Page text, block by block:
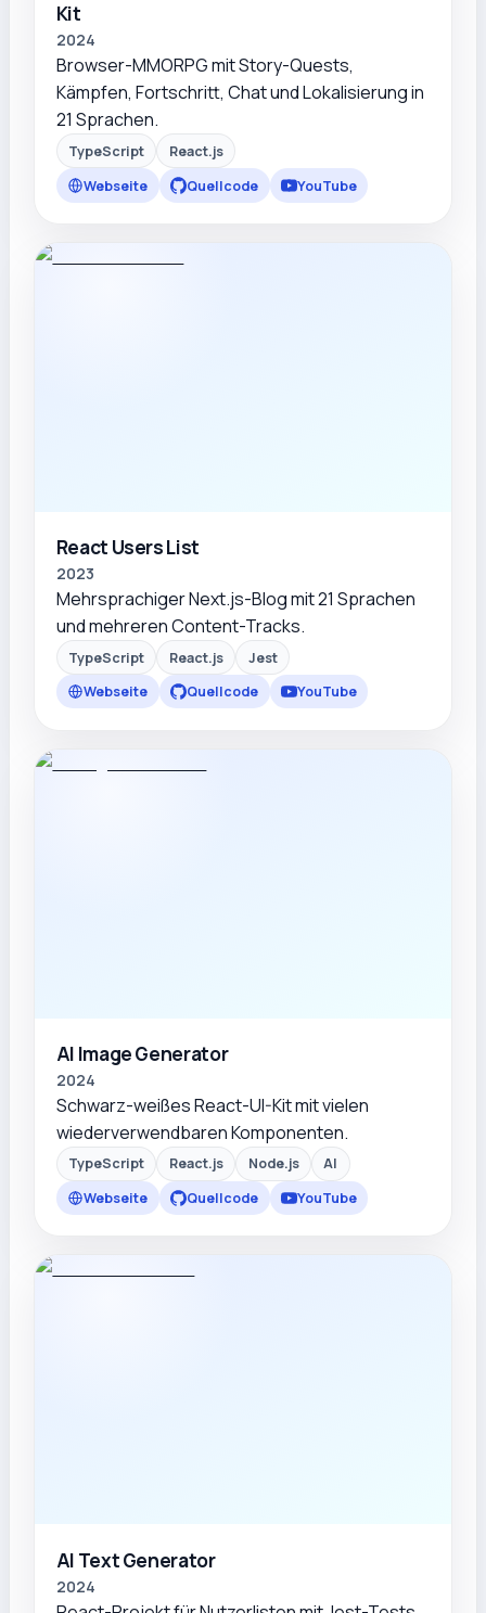
Kit
2024
Browser-MMORPG mit Story-Quests,
Kämpfen, Fortschritt, Chat und Lokalisierung in
21 Sprachen.
TypeScript
React.js
Webseite
Quellcode YouTube
React Users List
2023
Mehrsprachiger Next.js-Blog mit 21 Sprachen
und mehreren Content-Tracks.
TypeScript React.js
Jest
Webseite
Quellcode YouTube
AI Image Generator
2024
Schwarz-weißes React-UI-Kit mit vielen
wiederverwendbaren Komponenten.
TypeScript React.js Node.js
AI
Webseite
Quellcode YouTube
AI Text Generator
2024